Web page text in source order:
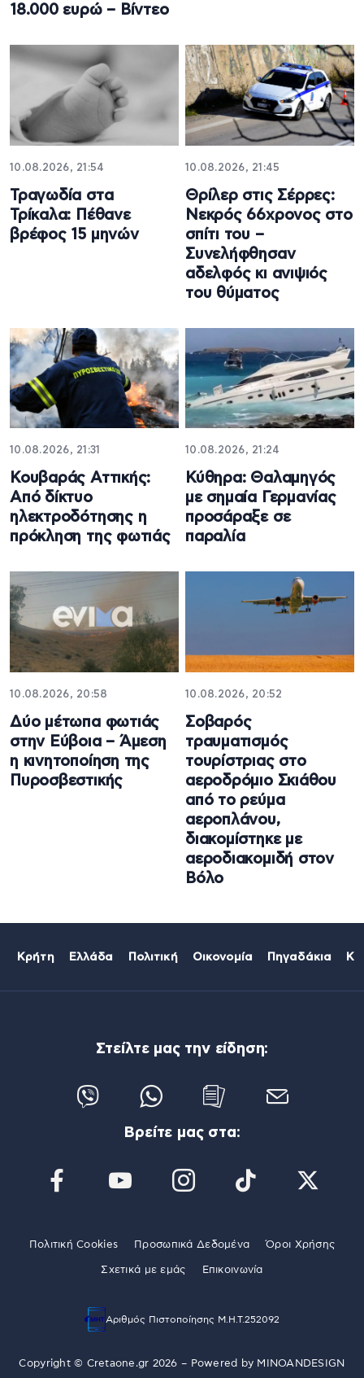
18.000 ευρώ – Βίντεο
10.08.2026, 21:54
Τραγωδία στα
Τρίκαλα: Πέθανε
βρέφος 15 μηνών
10.08.2026, 21:45
Θρίλερ στις Σέρρες:
Νεκρός 66χρονος στο
σπίτι του –
Συνελήφθησαν
αδελφός κι ανιψιός
του θύματος
10.08.2026, 21:31
Κουβαράς Αττικής:
Από δίκτυο
ηλεκτροδότησης η
πρόκληση της φωτιάς
10.08.2026, 21:24
Κύθηρα: Θαλαμηγός
με σημαία Γερμανίας
προσάραξε σε
παραλία
10.08.2026, 20:58
Δύο μέτωπα φωτιάς
στην Εύβοια – Άμεση
η κινητοποίηση της
Πυροσβεστικής
10.08.2026, 20:52
Σοβαρός
τραυματισμός
τουρίστριας στο
αεροδρόμιο Σκιάθου
από το ρεύμα
αεροπλάνου,
διακομίστηκε με
αεροδιακομιδή στον
Βόλο
Κρήτη Ελλάδα Πολιτική Οικονομία Πηγαδάκια
Στείλτε μας την είδηση:
Βρείτε μας στα:
Πολιτική Cookies Προσωπικά Δεδομένα Όροι Χρήσης
Σχετικά με εμάς Επικοινωνία
Αριθμός Πιστοποίησης Μ.Η.Τ.252092
Copyright © Cretaone.gr 2026 – Powered by MINOANDESIGN